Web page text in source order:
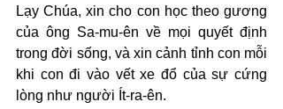
Lạy Chúa, xin cho con học theo gương
của ông Sa-mu-ên về mọi quyết định
trong đời sống, và xin cảnh tỉnh con mỗi
khi con đi vào vết xe đổ của sự cứng
lòng như người Ít-ra-ên.